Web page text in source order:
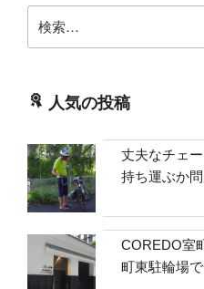
索:
人気の投稿
丈夫なチェ
持ち運ぶか
COREDO室
町東駐輪場